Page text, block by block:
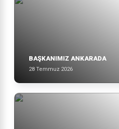
BAŞKANIMIZ ANKARADA
28 Temmuz 2026